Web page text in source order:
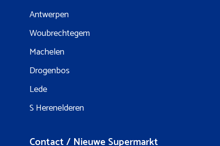
Antwerpen
Woubrechtegem
Machelen
Drogenbos
Lede
S Herenelderen
Contact / Nieuwe Supermarkt